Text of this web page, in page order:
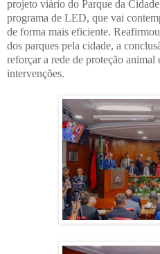
projeto viário do Parque da
programa de LED, que vai
de forma mais eficiente.
dos parques pela cidade, a
reforçar a rede de proteção animal
intervenções.